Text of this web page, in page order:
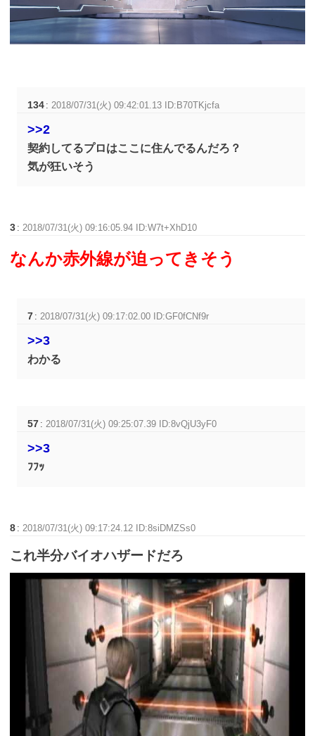
134 :2018/07/31(火) 09:42:01.13 ID:B70TKjcfa
>>2
契約してるプロはここに住んでるんだろ？
気が狂いそう
3 :2018/07/31(火) 09:16:05.94 ID:W7t+XhD10
なんか赤外線が迫ってきそう
7 :2018/07/31(火) 09:17:02.00 ID:GF0fCNf9r
>>3
わかる
57 :2018/07/31(火) 09:25:07.39 ID:8vQjU3yF0
>>3
ﾌﾌｯ
8 :2018/07/31(火) 09:17:24.12 ID:8siDMZSs0
これ半分バイオハザードだろ